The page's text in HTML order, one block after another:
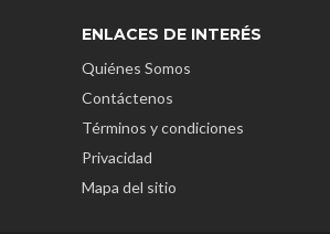
ENLACES DE INTERÉS
Quiénes Somos
Contáctenos
Términos y condiciones
Privacidad
Mapa del sitio